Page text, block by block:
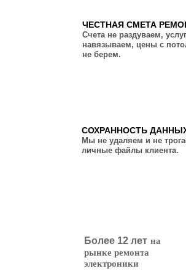
ЧЕСТНАЯ СМЕТА
Счета не раздуваем,
навязываем, цены с
не берем.
СОХРАННОСТЬ
Мы не удаляем и не
личные файлы клиента.
Более 12 летна
рынке ремонта
электроники